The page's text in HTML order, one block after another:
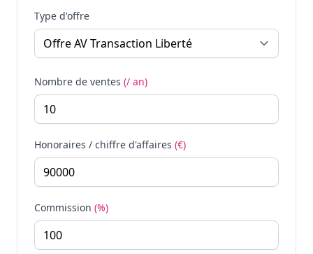
Type d'offre
Nombre de ventes (/ an)
Honoraires / chiffre d'affaires (€)
Commission (%)